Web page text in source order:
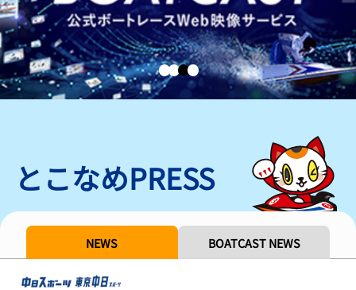
とこなめPRESS
NEWS BOATCAST NEWS